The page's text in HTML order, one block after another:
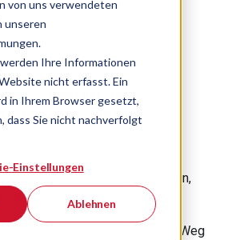
von uns verwendeten
unseren
Ihre Informationen
nicht erfasst. Ein
in Ihrem Browser gesetzt,
dass Sie nicht nachverfolgt
Einstellungen
Ablehnen
Erfa bei der Haller
| 31.01.2025 |
Villingen-
Industriebau – Erfahrungen,
Familienunternehmens ist ein Weg